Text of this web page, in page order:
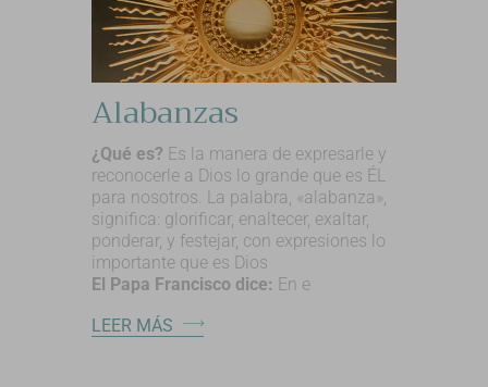
Alabanzas
¿Qué es? Es la manera de expresarle y
reconocerle a Dios lo grande que es ÉL
para nosotros. La palabra, «alabanza»,
significa: glorificar, enaltecer, exaltar,
ponderar, y festejar, con expresiones lo
importante que es Dios
El Papa Francisco dice: En e
LEER MÁS